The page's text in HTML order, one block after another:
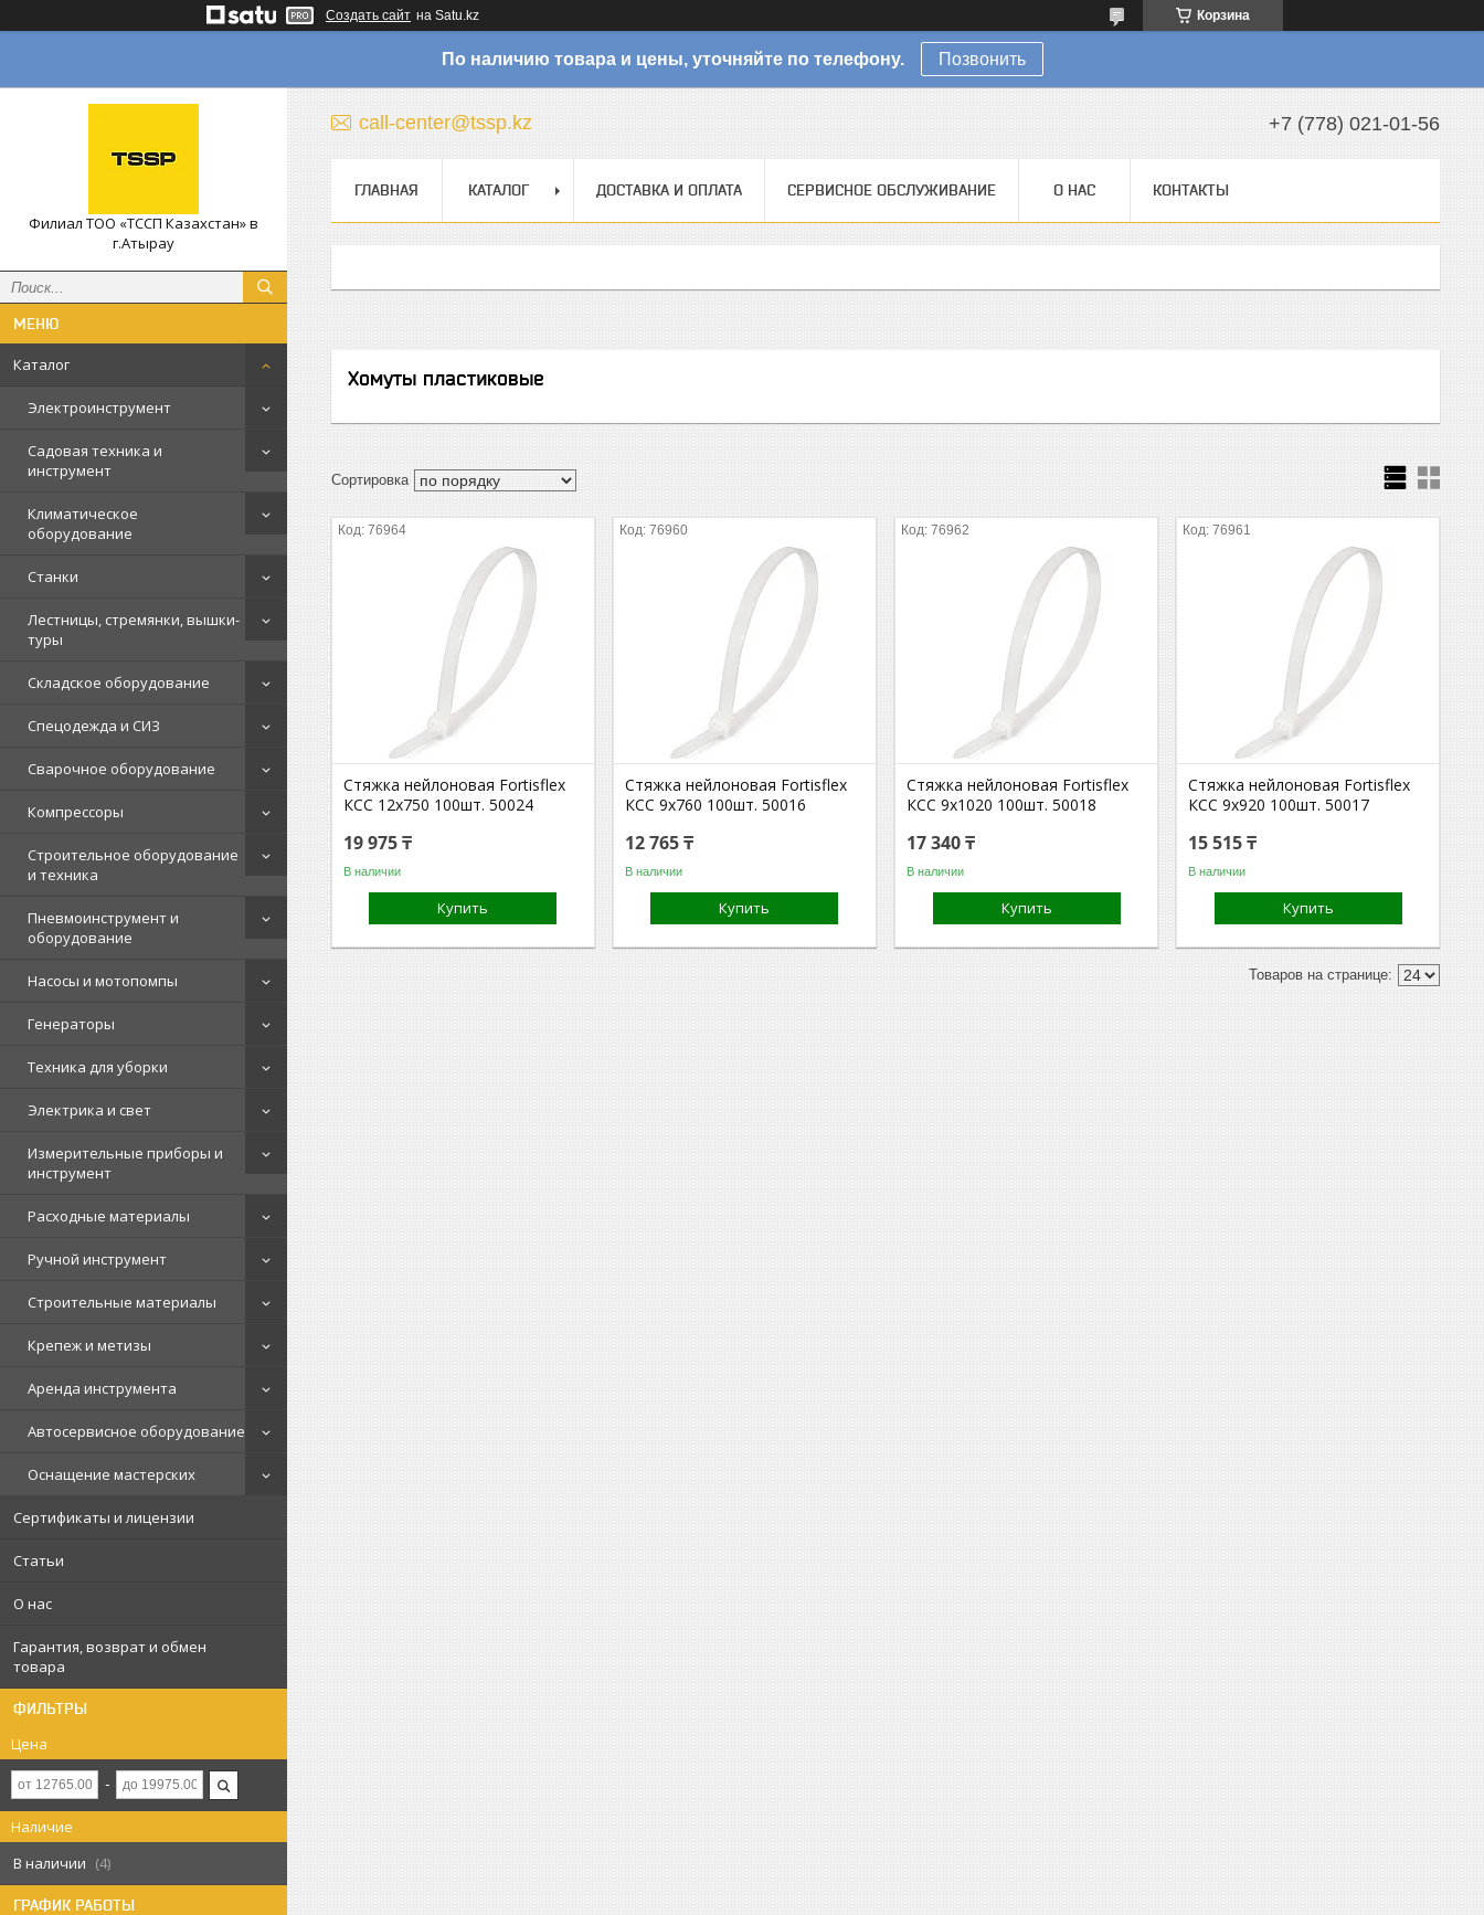
Создать сайт на Satu.kz Корзина
По наличию товара и цены, уточняйте по телефону. Позвонить
Филиал ТОО «ТССП Казахстан» в
г.Атырау
Каталог
Электроинструмент
Садовая техника и
инструмент
Климатическое
оборудование
Станки
Лестницы, стремянки, вышки-
туры
Складское оборудование
Спецодежда и СИЗ
Сварочное оборудование
Компрессоры
Строительное оборудование
и техника
Пневмоинструмент и
оборудование
Насосы и мотопомпы
Генераторы
Техника для уборки
Электрика и свет
Измерительные приборы и
инструмент
Расходные материалы
Ручной инструмент
Строительные материалы
Крепеж и метизы
Аренда инструмента
Автосервисное оборудование
Оснащение мастерских
Сертификаты и лицензии
Статьи
О нас
Гарантия, возврат и обмен
товара
ФИЛЬТРЫ
Цена
Наличие
В наличии
4
ГРАФИК РАБОТЫ
call-center@tssp.kz +7 (778) 021-01-56
ГЛАВНАЯ КАТАЛОГ ДОСТАВКА И ОПЛАТА СЕРВИСНОЕ ОБСЛУЖИВАНИЕ О НАС КОНТАКТЫ
Хомуты пластиковые
76964
Стяжка нейлоновая Fortisflex
КСС 12х750 100шт. 50024
19 975 ₸
В наличии
Купить
76960
Стяжка нейлоновая Fortisflex
КСС 9х760 100шт. 50016
12 765 ₸
В наличии
Купить
76962
Стяжка нейлоновая Fortisflex
КСС 9х1020 100шт. 50018
17 340 ₸
В наличии
Купить
76961
Стяжка нейлоновая Fortisflex
КСС 9х920 100шт. 50017
15 515 ₸
В наличии
Купить